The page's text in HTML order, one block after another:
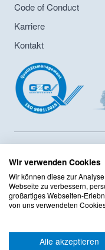
Code of Conduct
Karriere
Kontakt
MZ-Analysentechnik
Säulen sowie Lieferant
Innerbertriebliches
Qualitätsmanagement
implementiert. Das
Wir verwenden Cookies
Wir können diese zur
Webseite zu verbessern,
großartiges Webseiten-
von uns verwendeten
Alle akzeptieren